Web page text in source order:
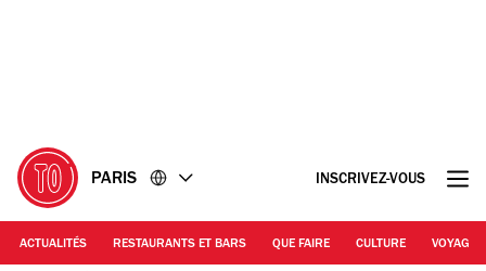
PARIS INSCRIVEZ-VOUS
ACTUALITÉS RESTAURANTS ET BARS QUE FAIRE CULTURE VOYAGE